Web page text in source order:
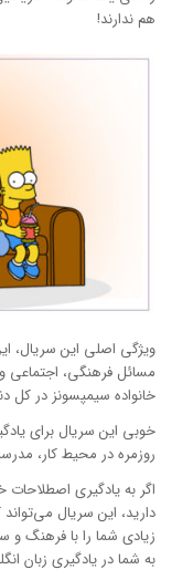
هم ندارند!
ویژگی اصلی این سریال،
مسائل فرهنگی،
خانواده سیمپسونز در کل
خوبی این سریال برای
روزمره در محیط کار،
دارید، این سریال
زیادی شما را با فرهنگ و
به شما در یادگیری زبان